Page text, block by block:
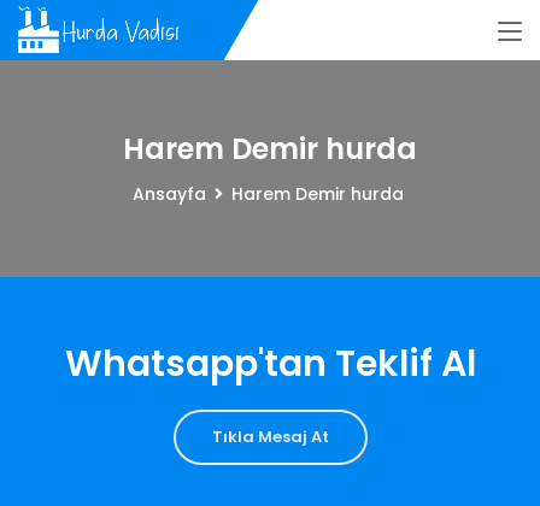
Harem Demir hurda
Ansayfa Harem Demir hurda
Whatsapp'tan Teklif Al
Tıkla Mesaj At